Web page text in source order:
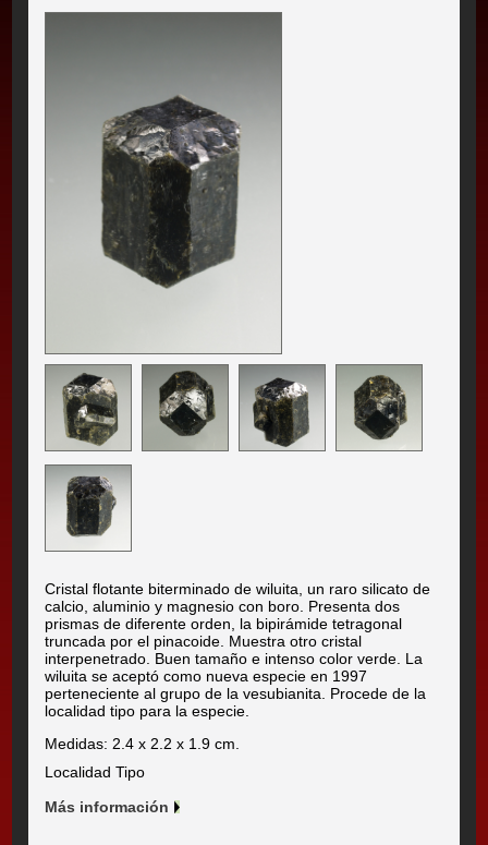
Cristal flotante biterminado de wiluita, un raro silicato de
calcio, aluminio y magnesio con boro. Presenta dos
prismas de diferente orden, la bipirámide tetragonal
truncada por el pinacoide. Muestra otro cristal
interpenetrado. Buen tamaño e intenso color verde. La
wiluita se aceptó como nueva especie en 1997
perteneciente al grupo de la vesubianita. Procede de la
localidad tipo para la especie.
Medidas: 2.4 x 2.2 x 1.9 cm.
Localidad Tipo
Más información